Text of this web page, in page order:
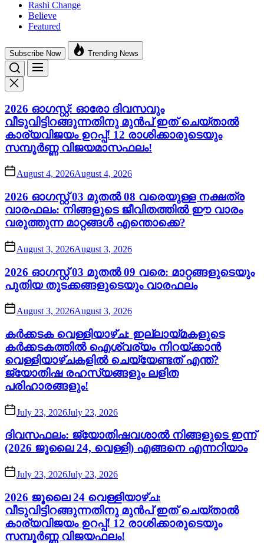
Rashi Change
Believe
Featured
Subscribe Now Trending News
2026 ഓഗസ്റ്റ്: ഓരോ ദിവസവും
വീടുവിട്ടിറങ്ങുന്നതിനു മുൻപ് ഇത് ചെയ്താൽ
കാര്യവിജയം ഉറപ്പ്! 12 രാശിക്കാരുടെയും
സമ്പൂർണ്ണ വിജയമാസഫലം!
August 4, 2026August 4, 2026
2026 ഓഗസ്റ്റ് 03 മുതൽ 08 വരെയുള്ള നക്ഷത്ര
വാരഫലം: നിങ്ങളുടെ ജീവിതത്തിൽ ഈ വാരം
വരുത്തുന്ന മാറ്റങ്ങൾ എന്തൊക്കെ?
August 3, 2026August 3, 2026
2026 ഓഗസ്റ്റ് 03 മുതൽ 09 വരെ: മാറ്റങ്ങളുടെയും
പുതിയ തുടക്കങ്ങളുടെയും വാരഫലം
August 3, 2026August 3, 2026
കർക്കടക വെള്ളിയാഴ്ച: ഇല്ലായ്മകളുടെ
കർക്കടകത്തിൽ ഐശ്വര്യം നിറയ്ക്കാൻ
വെള്ളിയാഴ്ചകളിൽ ചെയ്യേണ്ടത് എന്ത്?
ജ്യോതിഷ രഹസ്യങ്ങളും ലളിത
പരിഹാരങ്ങളും!
July 23, 2026July 23, 2026
ദിവസഫലം: ജ്യോതിഷവശാൽ നിങ്ങളുടെ ഇന്ന്‌
(2026 ജൂലൈ 24, വെള്ളി) എങ്ങനെ എന്നറിയാം
July 23, 2026July 23, 2026
2026 ജൂലൈ 24 വെള്ളിയാഴ്ച:
വീടുവിട്ടിറങ്ങുന്നതിനു മുൻപ് ഇത് ചെയ്താൽ
കാര്യവിജയം ഉറപ്പ്! 12 രാശിക്കാരുടെയും
സമ്പൂർണ്ണ വിജയഫലം!